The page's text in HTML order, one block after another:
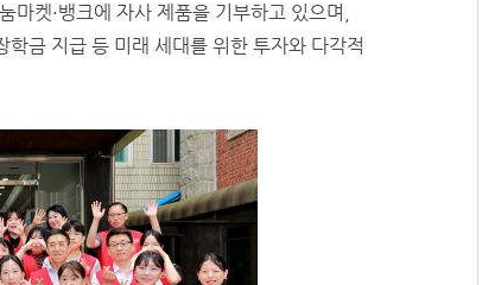
켓·뱅크에 자사 제품을 기부하고 있으며,
금 지급 등 미래 세대를 위한 투자와 다각적